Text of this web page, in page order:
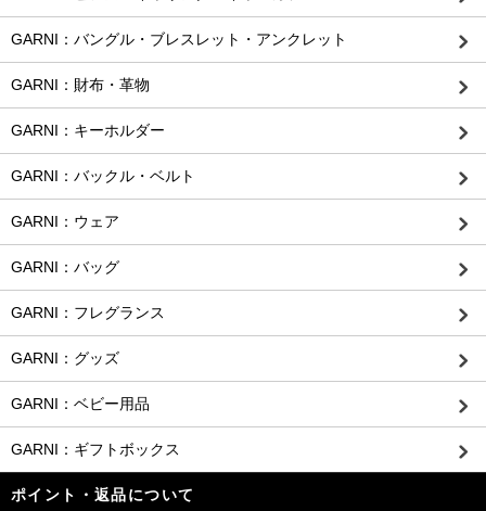
GARNI：バングル・ブレスレット・アンクレット
GARNI：財布・革物
GARNI：キーホルダー
GARNI：バックル・ベルト
GARNI：ウェア
GARNI：バッグ
GARNI：フレグランス
GARNI：グッズ
GARNI：ベビー用品
GARNI：ギフトボックス
ポイント・返品について